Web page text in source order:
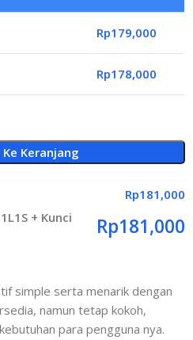
Rp179,000
Rp178,000
Keranjang
Rp181,000
+ Kunci
Rp181,000
simple serta menarik dengan
namun tetap kokoh,
para pengguna nya.